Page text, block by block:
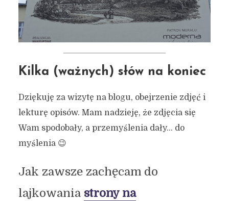
Kilka (ważnych) słów na koniec
Dziękuję za wizytę na blogu, obejrzenie zdjęć i
lekturę opisów. Mam nadzieję, że zdjęcia się
Wam spodobały, a przemyślenia dały… do
myślenia 😉
Jak zawsze zachęcam do
lajkowania strony na